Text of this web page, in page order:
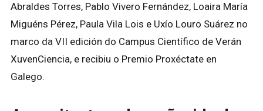
Abraldes Torres, Pablo Vivero Fernández, Loaira María
Miguéns Pérez, Paula Vila Lois e Uxío Louro Suárez no
marco da VII edición do Campus Científico de Verán
XuvenCiencia, e recibiu o Premio Proxéctate en
Galego.